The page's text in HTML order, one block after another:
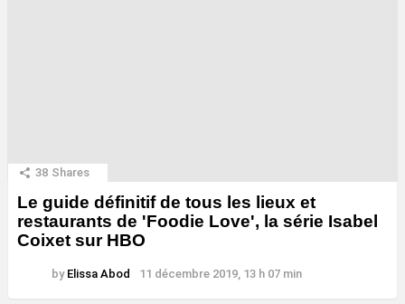
38 Shares
Le guide définitif de tous les lieux et
restaurants de 'Foodie Love', la série Isabel
Coixet sur HBO
by Elissa Abod 11 décembre 2019, 13 h 07 min